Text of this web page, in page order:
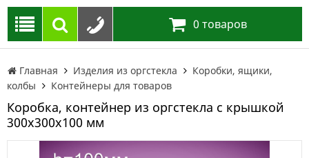
0 товаров
Главная Изделия из оргстекла
Коробки, ящики,
колбы
Контейнеры для товаров
Коробка, контейнер из оргстекла с крышкой
300х300х100 мм